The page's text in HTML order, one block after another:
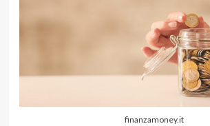
finanzamoney.it